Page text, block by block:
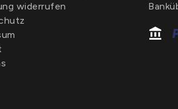
widerrufen